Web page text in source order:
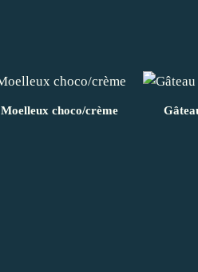
Moelleux choco/crème